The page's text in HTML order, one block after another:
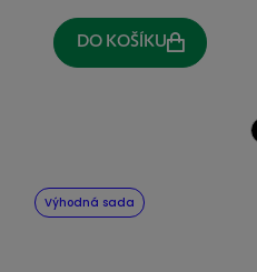
DO KOŠÍKU
Výhodná sada